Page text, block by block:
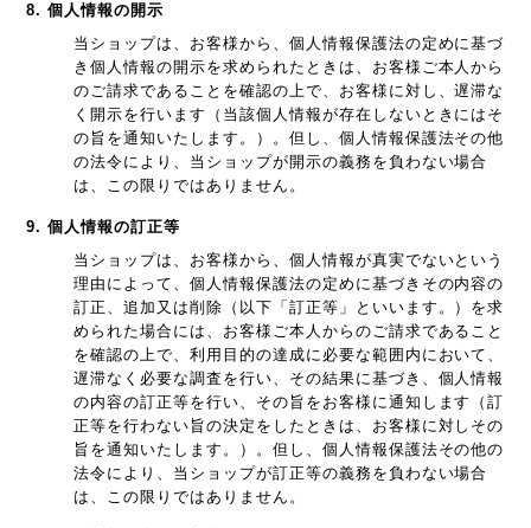
8. 個人情報の開示
当ショップは、お客様から、個人情報保護法の定めに基づ
き個人情報の開示を求められたときは、お客様ご本人から
のご請求であることを確認の上で、お客様に対し、遅滞な
く開示を行います（当該個人情報が存在しないときにはそ
の旨を通知いたします。）。但し、個人情報保護法その他
の法令により、当ショップが開示の義務を負わない場合
は、この限りではありません。
9. 個人情報の訂正等
当ショップは、お客様から、個人情報が真実でないという
理由によって、個人情報保護法の定めに基づきその内容の
訂正、追加又は削除（以下「訂正等」といいます。）を求
められた場合には、お客様ご本人からのご請求であること
を確認の上で、利用目的の達成に必要な範囲内において、
遅滞なく必要な調査を行い、その結果に基づき、個人情報
の内容の訂正等を行い、その旨をお客様に通知します（訂
正等を行わない旨の決定をしたときは、お客様に対しその
旨を通知いたします。）。但し、個人情報保護法その他の
法令により、当ショップが訂正等の義務を負わない場合
は、この限りではありません。